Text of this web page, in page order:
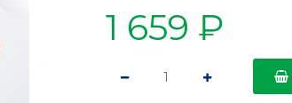
1 659 ₽